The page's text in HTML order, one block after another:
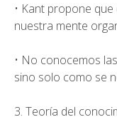
• Kant propone
nuestra mente
• No conocemos
sino solo como se
3. Teoría del